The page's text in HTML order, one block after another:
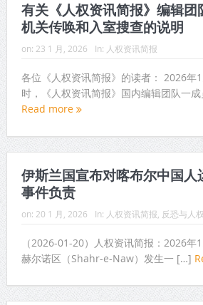
有关《人权资讯简报》编辑团
机关传唤和入室搜查的说明
on: 23 1 月, 2026 In: 人权资讯简报
各位《人权资讯简报》的读者： 2026年
时，《人权资讯简报》国内编辑团队一
Read more
伊斯兰国宣布对喀布尔中国人
事件负责
on: 20 1 月, 2026 In: 人权资讯简报 反恐与人
（2026-01-20）人权资讯简报：2026年
赫尔诺区（Shahr-e-Naw）发生一 […]